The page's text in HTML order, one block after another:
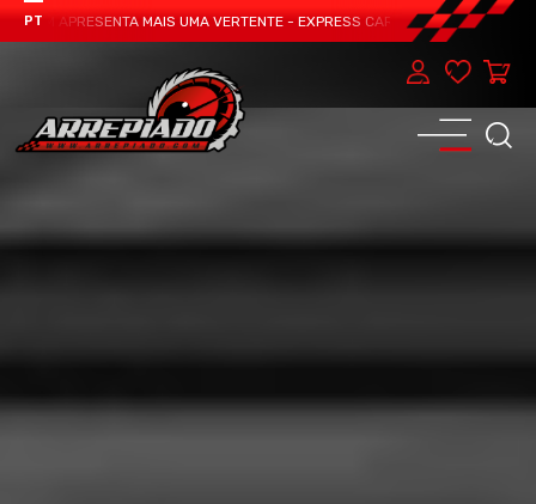
PTAPRESENTA MAIS UMA VERTENTE - EXPRESS CAR SERVICE,